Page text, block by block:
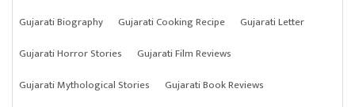
Gujarati Biography
Gujarati Cooking Recipe
Gujarati Letter
Gujarati Horror Stories
Gujarati Film Reviews
Gujarati Mythological Stories
Gujarati Book Reviews